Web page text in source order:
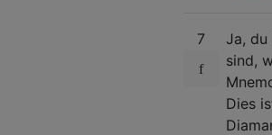
7
Ja,
sind,
Dies